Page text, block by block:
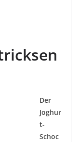
Der
Joghur
t-
Schoc